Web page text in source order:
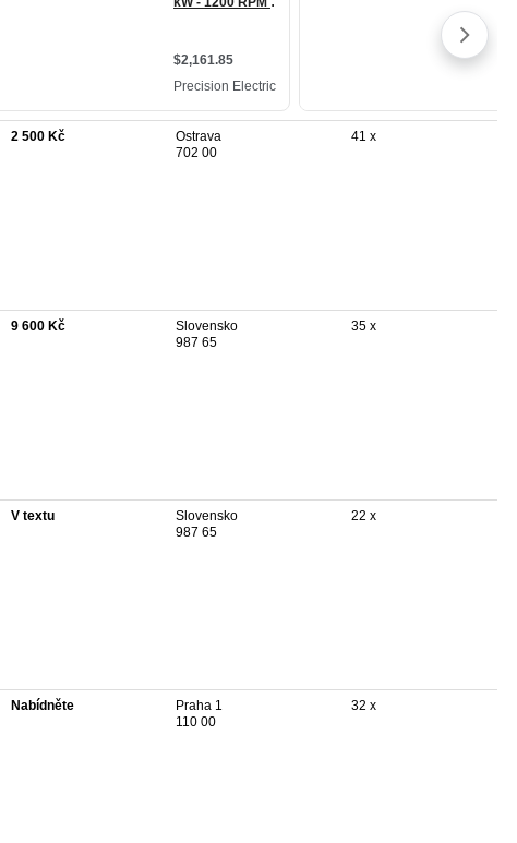
2 500 Kč
Ostrava
702 00
41 x
9 600 Kč
Slovensko
987 65
35 x
V textu
Slovensko
987 65
22 x
Nabídněte
Praha 1
110 00
32 x